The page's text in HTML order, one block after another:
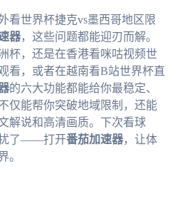
看世界杯捷克vs墨西哥地区限
器，这些问题都能迎刃而解。
杯，还是在香港看咪咕视频世
看，或者在越南看B站世界杯直
的六大功能都能给你最稳定、
仅能帮你突破地域限制，还能
解说和高清画质。下次看球
扰了——打开番茄加速器，让体
。